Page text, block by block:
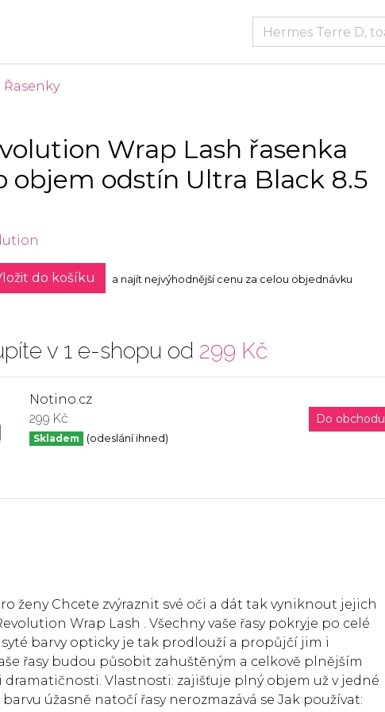
Řasenky
Wrap Lash řasenka
objem odstín Ultra Black 8.5
do košíku a najít nejvýhodnější cenu za celou objednávku
v 1 e-shopu od 299 Kč
Notino.cz
299 Kč
Skladem (odeslání ihned)
Do obchodu
ženy Chcete zvýraznit své oči a dát tak vyniknout jejich
Wrap Lash . Všechny vaše řasy pokryje po celé
barvy opticky je tak prodlouží a propůjčí jim i
řasy budou působit zahuštěným a celkově plnějším
Vlastnosti: zajišťuje plný objem už v jedné
úžasně natočí řasy nerozmazává se Jak používat: